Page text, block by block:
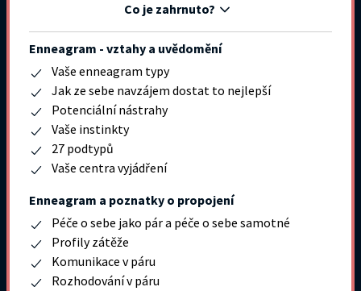
Co je zahrnuto?
Enneagram - vztahy a uvědomění
Vaše enneagram typy
Jak ze sebe navzájem dostat to nejlepší
Potenciální nástrahy
Vaše instinkty
27 podtypů
Vaše centra vyjádření
Enneagram a poznatky o propojení
Péče o sebe jako pár a péče o sebe samotné
Profily zátěže
Komunikace v páru
Rozhodování v páru